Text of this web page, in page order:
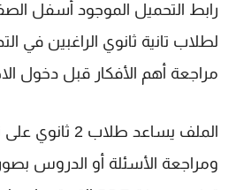
رابط التحميل الموجود أسفل
لطلاب تانية ثانوي الراغبين في
مراجعة أهم الأفكار قبل دخول
الملف يساعد
ومراجعة الأسئلة أو الدروس